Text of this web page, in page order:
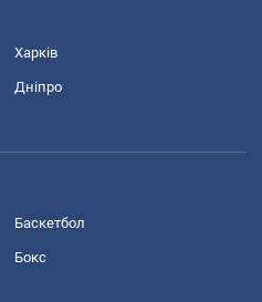
Харків
Дніпро
Баскетбол
Бокс